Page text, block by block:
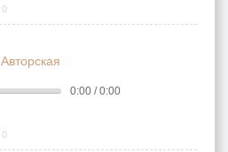
0
Авторская
0:00 / 0:00
0